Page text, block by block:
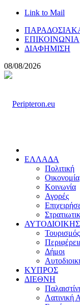
Link to Mail
ΕΠΙΚΟΙΝΩΝΙΑ
ΔΙΑΦΗΜΙΣΗ
08/08/2026
ΕΛΛΑΔΑ
Πολιτική
Οικονομία
Κοινωνία
Αγορές
Τουρισμός
Δήμοι
ΚΥΠΡΟΣ
ΔΙΕΘΝΗ
Λατινική